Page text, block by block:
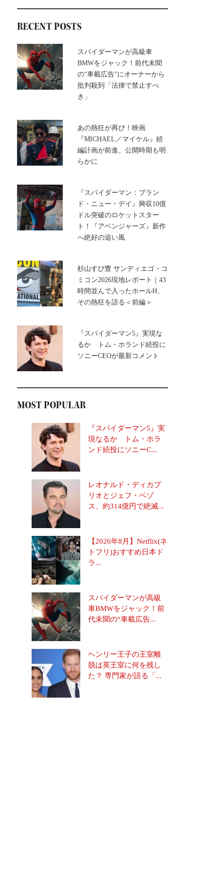
RECENT POSTS
スパイダーマンが高級車
BMWをジャック！前代未聞
の“車載広告”にオーナーから
批判殺到「法律で禁止すべ
き」
あの熱狂が再び！映画
『MICHAEL／マイケル』続
編計画が前進、公開時期も明
らかに
『スパイダーマン：ブラン
ド・ニュー・デイ』興収10億
ドル突破のロケットスター
ト！『アベンジャーズ』新作
へ絶好の追い風
杉山すぴ豊 サンディエゴ・コ
ミコン2026現地レポート｜43
時間並んで入ったホールH、
その熱狂を語る＜前編＞
『スパイダーマン5』実現な
るか トム・ホランド続投に
ソニーCEOが最新コメント
MOST POPULAR
『スパイダーマン5』実
現なるか トム・ホラ
ンド続投にソニーC...
レオナルド・ディカプ
リオとジェフ・ベゾ
ス、約314億円で絶滅...
【2026年8月】Netflix(ネ
トフリ)おすすめ日本ド
ラ...
スパイダーマンが高級
車BMWをジャック！前
代未聞の“車載広告...
ヘンリー王子の王室離
脱は英王室に何を残し
た？ 専門家が語る「...